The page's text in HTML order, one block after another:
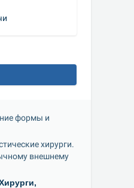
формы и
хирурги.
внешнему